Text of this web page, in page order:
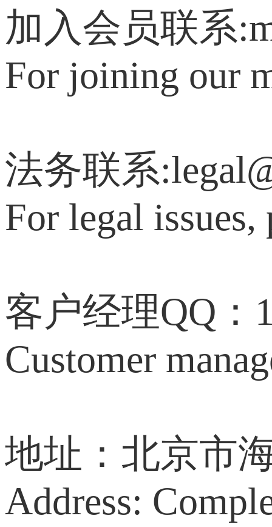
加入会员联系
For joining our
法务联系
For legal issues,
客户经理QQ：
Customer
地址：北京市
Address: